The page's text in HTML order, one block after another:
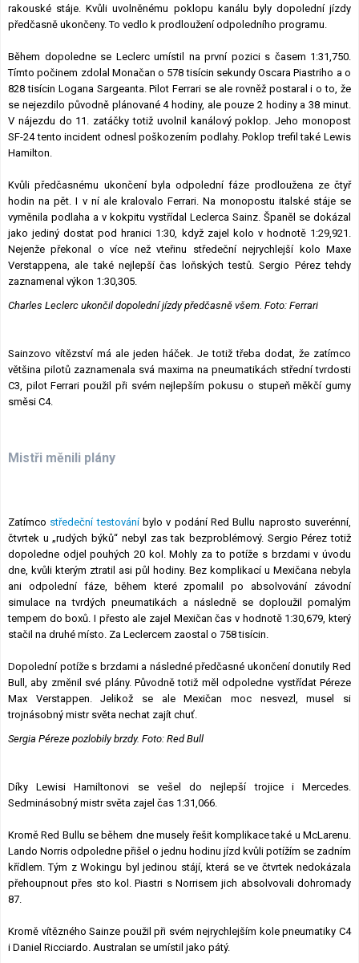
rakouské stáje. Kvůli uvolněnému poklopu kanálu byly dopolední jízdy
předčasně ukončeny. To vedlo k prodloužení odpoledního programu.
Během dopoledne se Leclerc umístil na první pozici s časem 1:31,750.
Tímto počinem zdolal Monačan o 578 tisícin sekundy Oscara Piastriho a o
828 tisícin Logana Sargeanta. Pilot Ferrari se ale rovněž postaral i o to, že
se nejezdilo původně plánované 4 hodiny, ale pouze 2 hodiny a 38 minut.
V nájezdu do 11. zatáčky totiž uvolnil kanálový poklop. Jeho monopost
SF-24 tento incident odnesl poškozením podlahy. Poklop trefil také Lewis
Hamilton.
Kvůli předčasnému ukončení byla odpolední fáze prodloužena ze čtyř
hodin na pět. I v ní ale kralovalo Ferrari. Na monopostu italské stáje se
vyměnila podlaha a v kokpitu vystřídal Leclerca Sainz. Španěl se dokázal
jako jediný dostat pod hranici 1:30, když zajel kolo v hodnotě 1:29,921.
Nejenže překonal o více než vteřinu středeční nejrychlejší kolo Maxe
Verstappena, ale také nejlepší čas loňských testů. Sergio Pérez tehdy
zaznamenal výkon 1:30,305.
Charles Leclerc ukončil dopolední jízdy předčasně všem. Foto: Ferrari
Sainzovo vítězství má ale jeden háček. Je totiž třeba dodat, že zatímco
většina pilotů zaznamenala svá maxima na pneumatikách střední tvrdosti
C3, pilot Ferrari použil při svém nejlepším pokusu o stupeň měkčí gumy
směsi C4.
Mistři měnili plány
Zatímco středeční testováníbylo v podání Red Bullu naprosto suverénní,
čtvrtek u „rudých býků“ nebyl zas tak bezproblémový. Sergio Pérez totiž
dopoledne odjel pouhých 20 kol. Mohly za to potíže s brzdami v úvodu
dne, kvůli kterým ztratil asi půl hodiny. Bez komplikací u Mexičana nebyla
ani odpolední fáze, během které zpomalil po absolvování závodní
simulace na tvrdých pneumatikách a následně se doploužil pomalým
tempem do boxů. I přesto ale zajel Mexičan čas v hodnotě 1:30,679, který
stačil na druhé místo. Za Leclercem zaostal o 758 tisícin.
Dopolední potíže s brzdami a následné předčasné ukončení donutily Red
Bull, aby změnil své plány. Původně totiž měl odpoledne vystřídat Péreze
Max Verstappen. Jelikož se ale Mexičan moc nesvezl, musel si
trojnásobný mistr světa nechat zajít chuť.
Sergia Péreze pozlobily brzdy. Foto: Red Bull
Díky Lewisi Hamiltonovi se vešel do nejlepší trojice i Mercedes.
Sedminásobný mistr světa zajel čas 1:31,066.
Kromě Red Bullu se během dne musely řešit komplikace také u McLarenu.
Lando Norris odpoledne přišel o jednu hodinu jízd kvůli potížím se zadním
křídlem. Tým z Wokingu byl jedinou stájí, která se ve čtvrtek nedokázala
přehoupnout přes sto kol. Piastri s Norrisem jich absolvovali dohromady
87.
Kromě vítězného Sainze použil při svém nejrychlejším kole pneumatiky C4
i Daniel Ricciardo. Australan se umístil jako pátý.